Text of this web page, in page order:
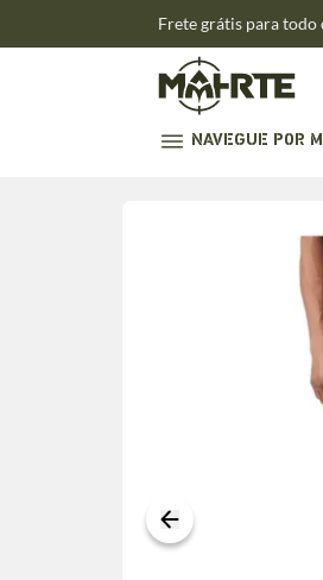
Frete grátis para todo
NAVEGUE POR